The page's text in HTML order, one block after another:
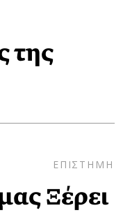
της
ΕΠΙΣΤΗΜΗ
Ξέρει